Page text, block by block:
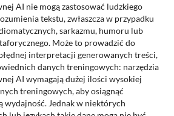
AI nie mogą zastosować ludzkiego
tekstu, zwłaszcza w przypadku
sarkazmu, humoru lub
Może to prowadzić do
interpretacji generowanych treści,
danych treningowych: narzędzia
AI wymagają dużej ilości wysokiej
treningowych, aby osiągnąć
wydajność. Jednak w niektórych